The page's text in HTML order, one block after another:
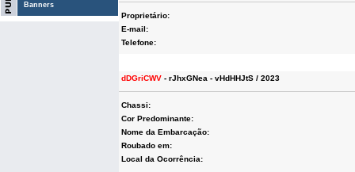
Banners
Proprietário:
E-mail:
Telefone:
dDGriCWV - rJhxGNea - vHdHHJtS / 2023
Chassi:
Cor Predominante:
Nome da Embarcação:
Roubado em:
Local da Ocorrência: